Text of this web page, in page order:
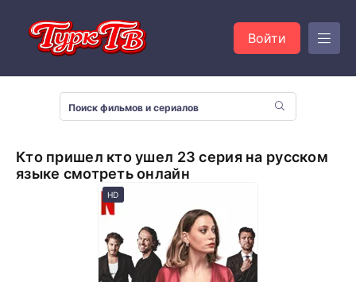
Войти
Кто пришел кто ушел 23 серия на русском
языке смотреть онлайн
HD